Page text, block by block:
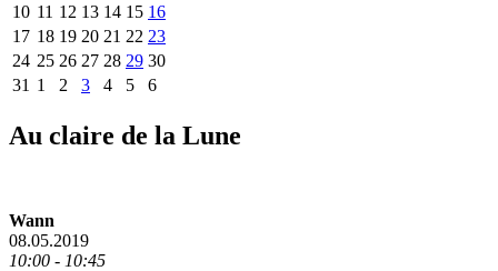
10 11 12 13 14 15 16
17 18 19 20 21 22 23
24 25 26 27 28 29 30
31 1 2 3 4 5 6
Au claire de la Lune
Wann
08.05.2019
10:00 - 10:45